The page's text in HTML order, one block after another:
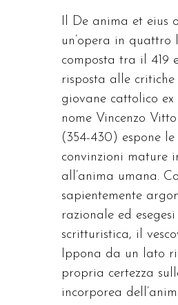
Il De anima et eius
un’opera in quattro
composta tra il 419
risposta alle critiche
giovane cattolico
nome Vincenzo
(354-430) espone
convinzioni mature
all’anima umana.
sapientemente
razionale ed esegesi
scritturistica, il
Ippona da un lato
propria certezza
incorporea